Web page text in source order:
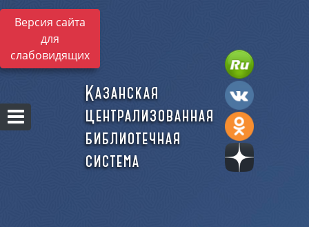
Версия сайта
для
слабовидящих
Казанская
централизованная
библиотечная
система